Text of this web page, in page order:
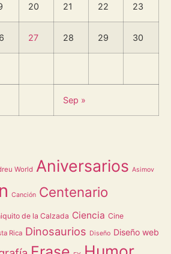
20 21 22 23
27 28 29 30
Sep »
World Aniversarios Asimov
Canción Centenario
de la Calzada Ciencia Cine
Rica Dinosaurios Diseño Diseño web